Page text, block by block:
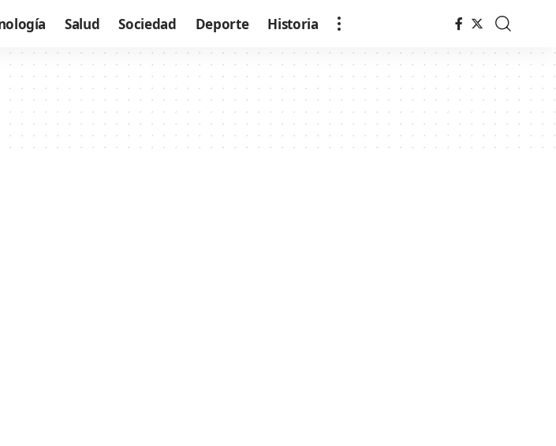
Salud Sociedad Deporte Historia